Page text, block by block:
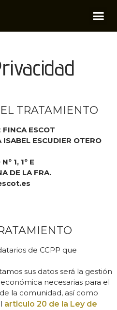
TRATAMIENTO
FINCA ESCOT
ISABEL ESCUDIER OTERO
1, 1º E
DE LA FRA.
de CCPP que
sus datos será la gestión
necesarias para el
la comunidad, así como
articulo 20 de la Ley de